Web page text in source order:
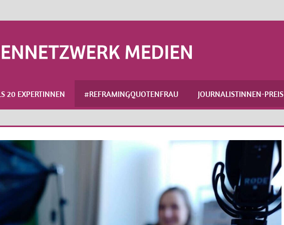
20 EXPERTINNEN #REFRAMINGQUOTENFRAU JOURNALISTINNEN-PREIS